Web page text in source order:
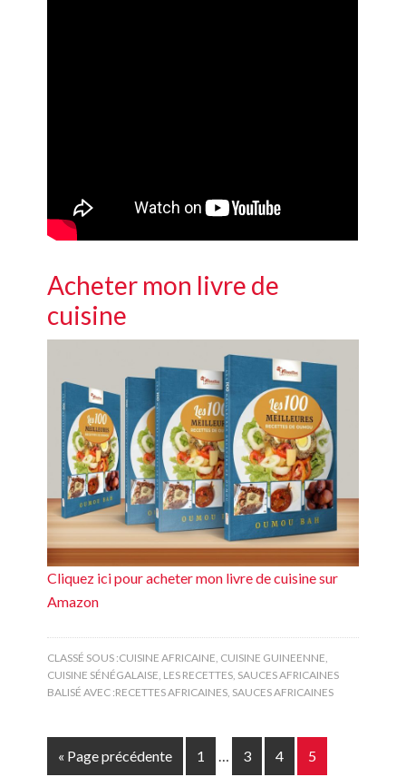
Acheter mon livre de
cuisine
Cliquez ici pour acheter mon livre de cuisine sur
Amazon
CLASSÉ SOUS :CUISINE AFRICAINE CUISINE GUINEENNE
CUISINE SÉNÉGALAISE LES RECETTES SAUCES AFRICAINES
BALISÉ AVEC :RECETTES AFRICAINES SAUCES AFRICAINES
« Page précédente 1 … 3 4 5